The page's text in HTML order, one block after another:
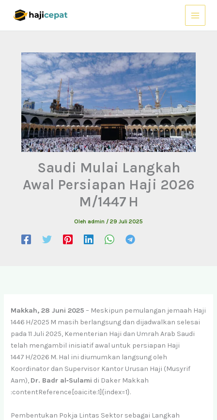
Saudi Mulai Langkah
Awal Persiapan Haji 2026
M/1447 H
Oleh admin / 29 Juli 2025
Makkah, 28 Juni 2025 – Meskipun pemulangan jemaah Haji
1446 H/2025 M masih berlangsung dan dijadwalkan selesai
pada 11 Juli 2025, Kementerian Haji dan Umrah Arab Saudi
telah mengambil inisiatif awal untuk persiapan Haji
1447 H/2026 M. Hal ini diumumkan langsung oleh
Koordinator dan Supervisor Kantor Urusan Haji (Musyrif
Aam), Dr. Badr al‑Sulami di Daker Makkah
:contentReference[oaicite:1]{index=1}.
Pembentukan Pokja Lintas Sektor sebagai Langkah